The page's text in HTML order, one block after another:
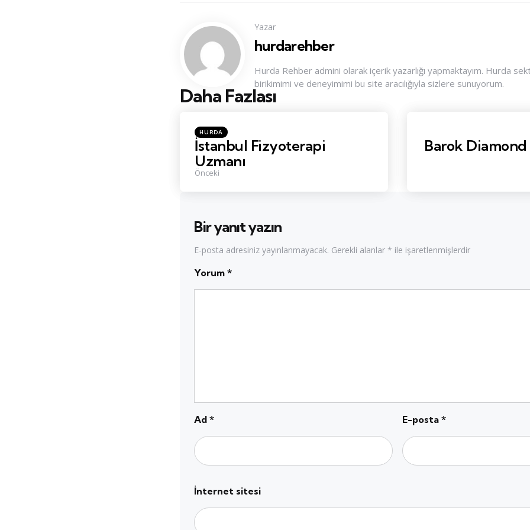
Yazar
hurdarehber
Hurda Rehber admini olarak içerik yazarlığı yapmaktayım. Hurda
birikimimi ve deneyimimi bu site aracılığıyla sizlere sunuyorum.
Daha Fazlası
Konu
Navigasyonu
Posted
in
HURDA
İstanbul Fizyoterapi
Uzmanı
Önceki
Barok Diamond
Bir yanıt yazın
E-posta adresiniz yayınlanmayacak. Gerekli alanlar * ile işaretlenmişlerdir
Yorum *
Ad * E-posta *
İnternet sitesi